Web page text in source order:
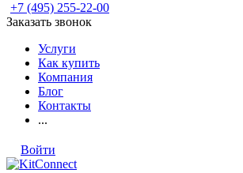
+7 (495) 255-22-00
Заказать звонок
Услуги
Как купить
Компания
Блог
Контакты
...
Войти